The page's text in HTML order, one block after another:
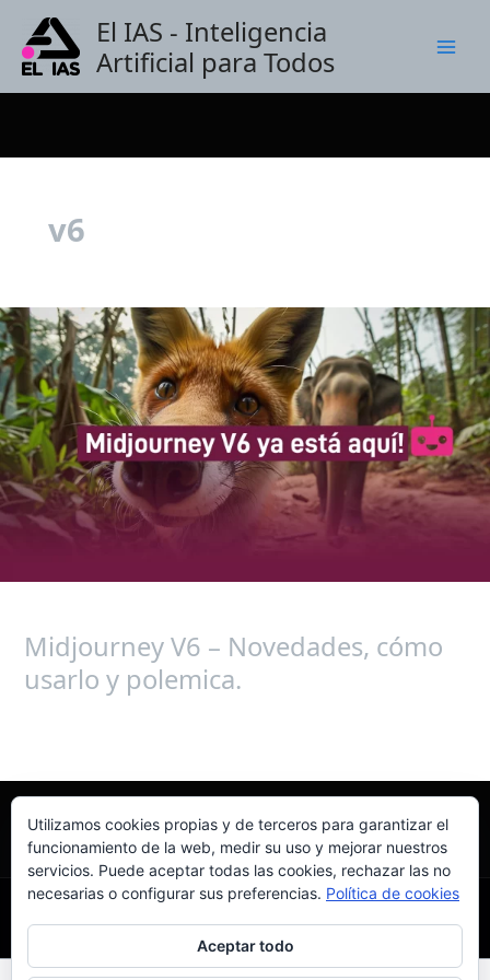
contenido
El IAS - Inteligencia
Artificial para Todos
v6
Midjourney V6 – Novedades, cómo
usarlo y polemica.
Midjourney
V6
–
Novedades,
cómo
usarlo
y
polemica.
Utilizamos cookies propias y de terceros para garantizar el
funcionamiento de la web, medir su uso y mejorar nuestros
servicios. Puede aceptar todas las cookies, rechazar las no
necesarias o configurar sus preferencias. Política de cookies
Aceptar todo